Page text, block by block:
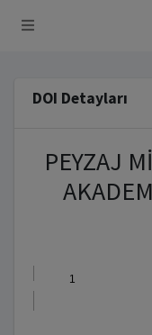
DOI Detayları
PEYZAJ